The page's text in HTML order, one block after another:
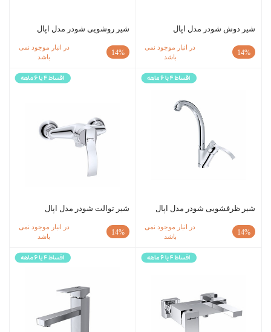
شیر دوش شودر مدل اپال
14%
در انبار موجود نمی
باشد
شیر روشویی شودر مدل اپال
14%
در انبار موجود نمی
باشد
شیر ظرفشویی شودر مدل اپال
14%
در انبار موجود نمی
باشد
شیر توالت شودر مدل اپال
14%
در انبار موجود نمی
باشد